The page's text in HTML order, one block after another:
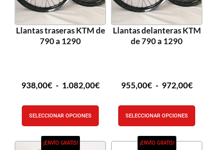
Llantas traseras KTM de
790 a 1290
938,00€ - 1.082,00€
SELECCIONAR OPCIONES
Llantas delanteras KTM
de 790 a 1290
955,00€ - 972,00€
SELECCIONAR OPCIONES
¡ENVÍO GRATIS! ¡ENVÍO GRATIS!